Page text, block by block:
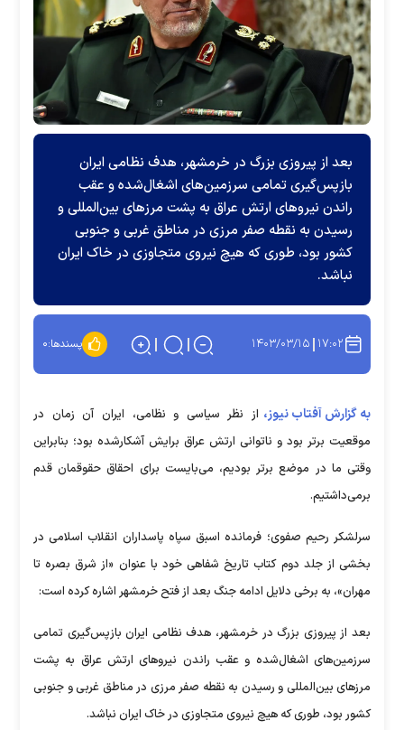
بعد از پیروزی بزرگ در خرمشهر، هدف نظامی ایران
بازپس‌گیری تمامی سرزمین‌های اشغال‌شده و عقب
راندن نیرو‌های ارتش عراق به پشت مرز‌های بین‌المللی و
رسیدن به نقطه صفر مرزی در مناطق غربی و جنوبی
کشور بود، طوری که هیچ نیروی متجاوزی در خاک ایران
نباشد.
۱۷:۰۲ ۱۴۰۳/۰۳/۱۵ پسندها:۰
به گزارش آفتاب نیوز، از نظر سیاسی و نظامی، ایران آن زمان در
موقعیت برتر بود و ناتوانی ارتش عراق برایش آشکارشده بود؛ بنابراین
وقتی ما در موضع برتر بودیم، می‌بایست برای احقاق حقوقمان قدم
برمی‌داشتیم.
سرلشکر رحیم صفوی؛ فرمانده اسبق سپاه پاسداران انقلاب اسلامی در
بخشی از جلد دوم کتاب تاریخ شفاهی خود با عنوان «از شرق بصره تا
مهران»، به برخی دلایل ادامه جنگ بعد از فتح خرمشهر اشاره کرده است:
بعد از پیروزی بزرگ در خرمشهر، هدف نظامی ایران بازپس‌گیری تمامی
سرزمین‌های اشغال‌شده و عقب راندن نیرو‌های ارتش عراق به پشت
مرز‌های بین‌المللی و رسیدن به نقطه صفر مرزی در مناطق غربی و جنوبی
کشور بود، طوری که هیچ نیروی متجاوزی در خاک ایران نباشد.